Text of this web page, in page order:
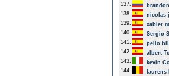
137.
138.
nicolas
139.
xabier
140.
Sergio
141.
pello
142.
albert
143.
kevin
144.
laurens